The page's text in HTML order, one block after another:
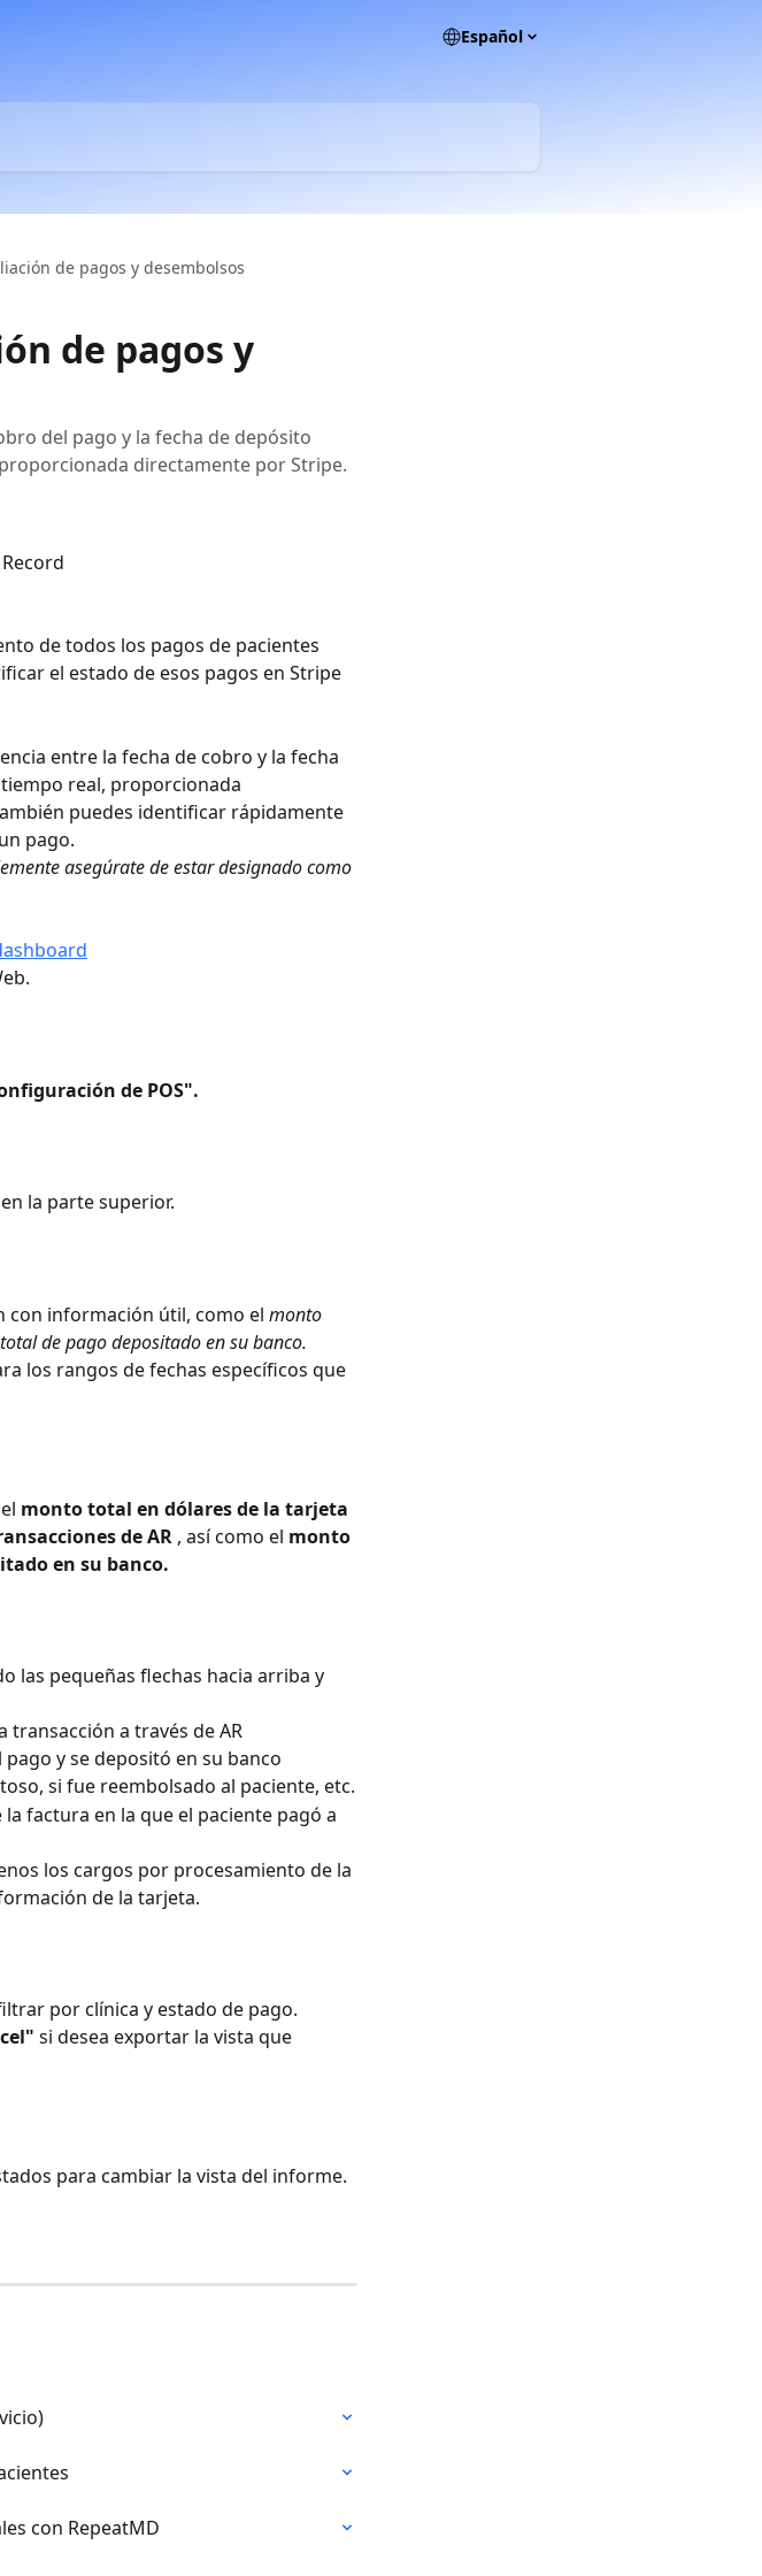
Español
de pagos y desembolsos
de pagos y
del pago y la fecha de depósito
directamente por Stripe.
de todos los pagos de pacientes
el estado de esos pagos en Stripe
entre la fecha de cobro y la fecha
real, proporcionada
puedes identificar rápidamente
pago.
asegúrate de estar designado como
de POS".
en la parte superior.
con información útil, como el monto
de pago depositado en su banco.
los rangos de fechas específicos que
monto total en dólares de la tarjeta
de AR , así como el monto
en su banco.
las pequeñas flechas hacia arriba y
transacción a través de AR
y se depositó en su banco
si fue reembolsado al paciente, etc.
factura en la que el paciente pagó a
los cargos por procesamiento de la
de la tarjeta.
por clínica y estado de pago.
si desea exportar la vista que
para cambiar la vista del informe.
con RepeatMD